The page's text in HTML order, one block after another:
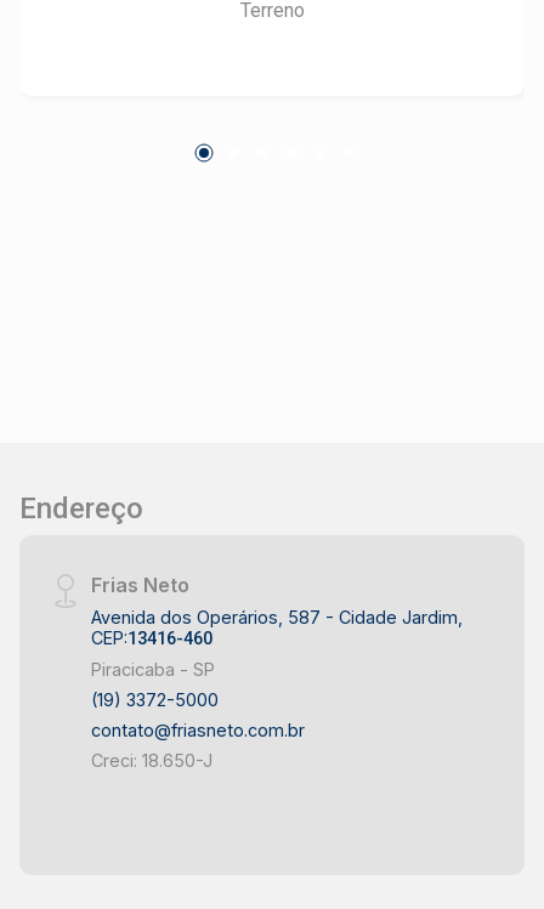
Terreno
Endereço
Frias Neto
Avenida dos Operários, 587 - Cidade Jardim,
CEP:13416-460
Piracicaba - SP
(19) 3372-5000
contato@friasneto.com.br
Creci: 18.650-J